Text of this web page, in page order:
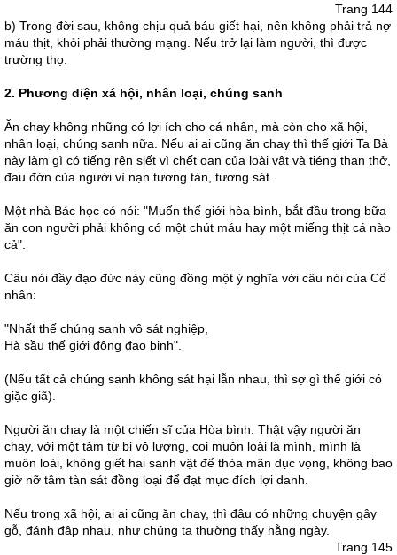
Trang 144
b) Trong đời sau, không chịu quả báu giết hại, nên không phải trả nợ
máu thịt, khỏi phải thường mạng. Nếu trở lại làm người, thì được
trường thọ.
2. Phương diện xá hội, nhân loại, chúng sanh
Ăn chay không những có lợi ích cho cá nhân, mà còn cho xã hội,
nhân loại, chúng sanh nữa. Nếu ai ai cũng ăn chay thì thế giới Ta Bà
này làm gì có tiếng rên siết vì chết oan của loài vật và tiéng than thở,
đau đớn của người vì nạn tương tàn, tương sát.
Một nhà Bác học có nói: "Muốn thế giới hòa bình, bắt đầu trong bữa
ăn con người phải không có một chút máu hay một miếng thịt cá nào
cả".
Câu nói đầy đạo đức này cũng đồng một ý nghĩa với câu nói của Cổ
nhân:
"Nhất thế chúng sanh vô sát nghiệp,
Hà sầu thế giới động đao binh".
(Nếu tất cả chúng sanh không sát hại lẫn nhau, thì sợ gì thế giới có
giặc giã).
Người ăn chay là một chiến sĩ của Hòa bình. Thật vậy người ăn
chay, với một tâm từ bi vô lượng, coi muôn loài là mình, mình là
muôn loài, không giết hai sanh vật để thỏa mãn dục vọng, không bao
giờ nỡ tâm tàn sát đồng loại để đạt mục đích lợi danh.
Nếu trong xã hội, ai ai cũng ăn chay, thì đâu có những chuyện gây
gỗ, đánh đập nhau, như chúng ta thường thấy hằng ngày.
Trang 145